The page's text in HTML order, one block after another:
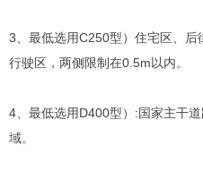
3、最低选用C250型）住宅区、
行驶区，两侧限制在0.5m以内。
4、最低选用D400型）:国家主干
域。